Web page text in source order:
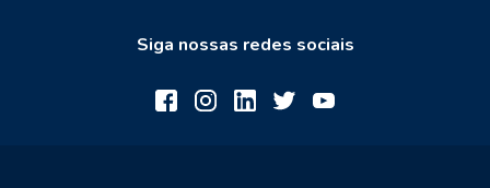
Siga nossas redes sociais